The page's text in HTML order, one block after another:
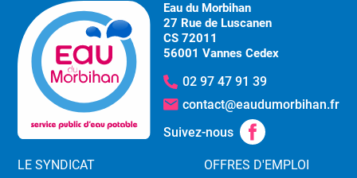
Eau du Morbihan
27 Rue de Luscanen
CS 72011
56001 Vannes Cedex
02 97 47 91 39
contact@eaudumorbihan.fr
Suivez-nous
LE SYNDICAT
OFFRES D'EMPLOI